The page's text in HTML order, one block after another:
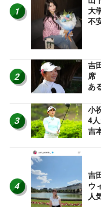
1
大
不
2
吉
席
あ
3
小
4
吉
4
吉
ウ
人